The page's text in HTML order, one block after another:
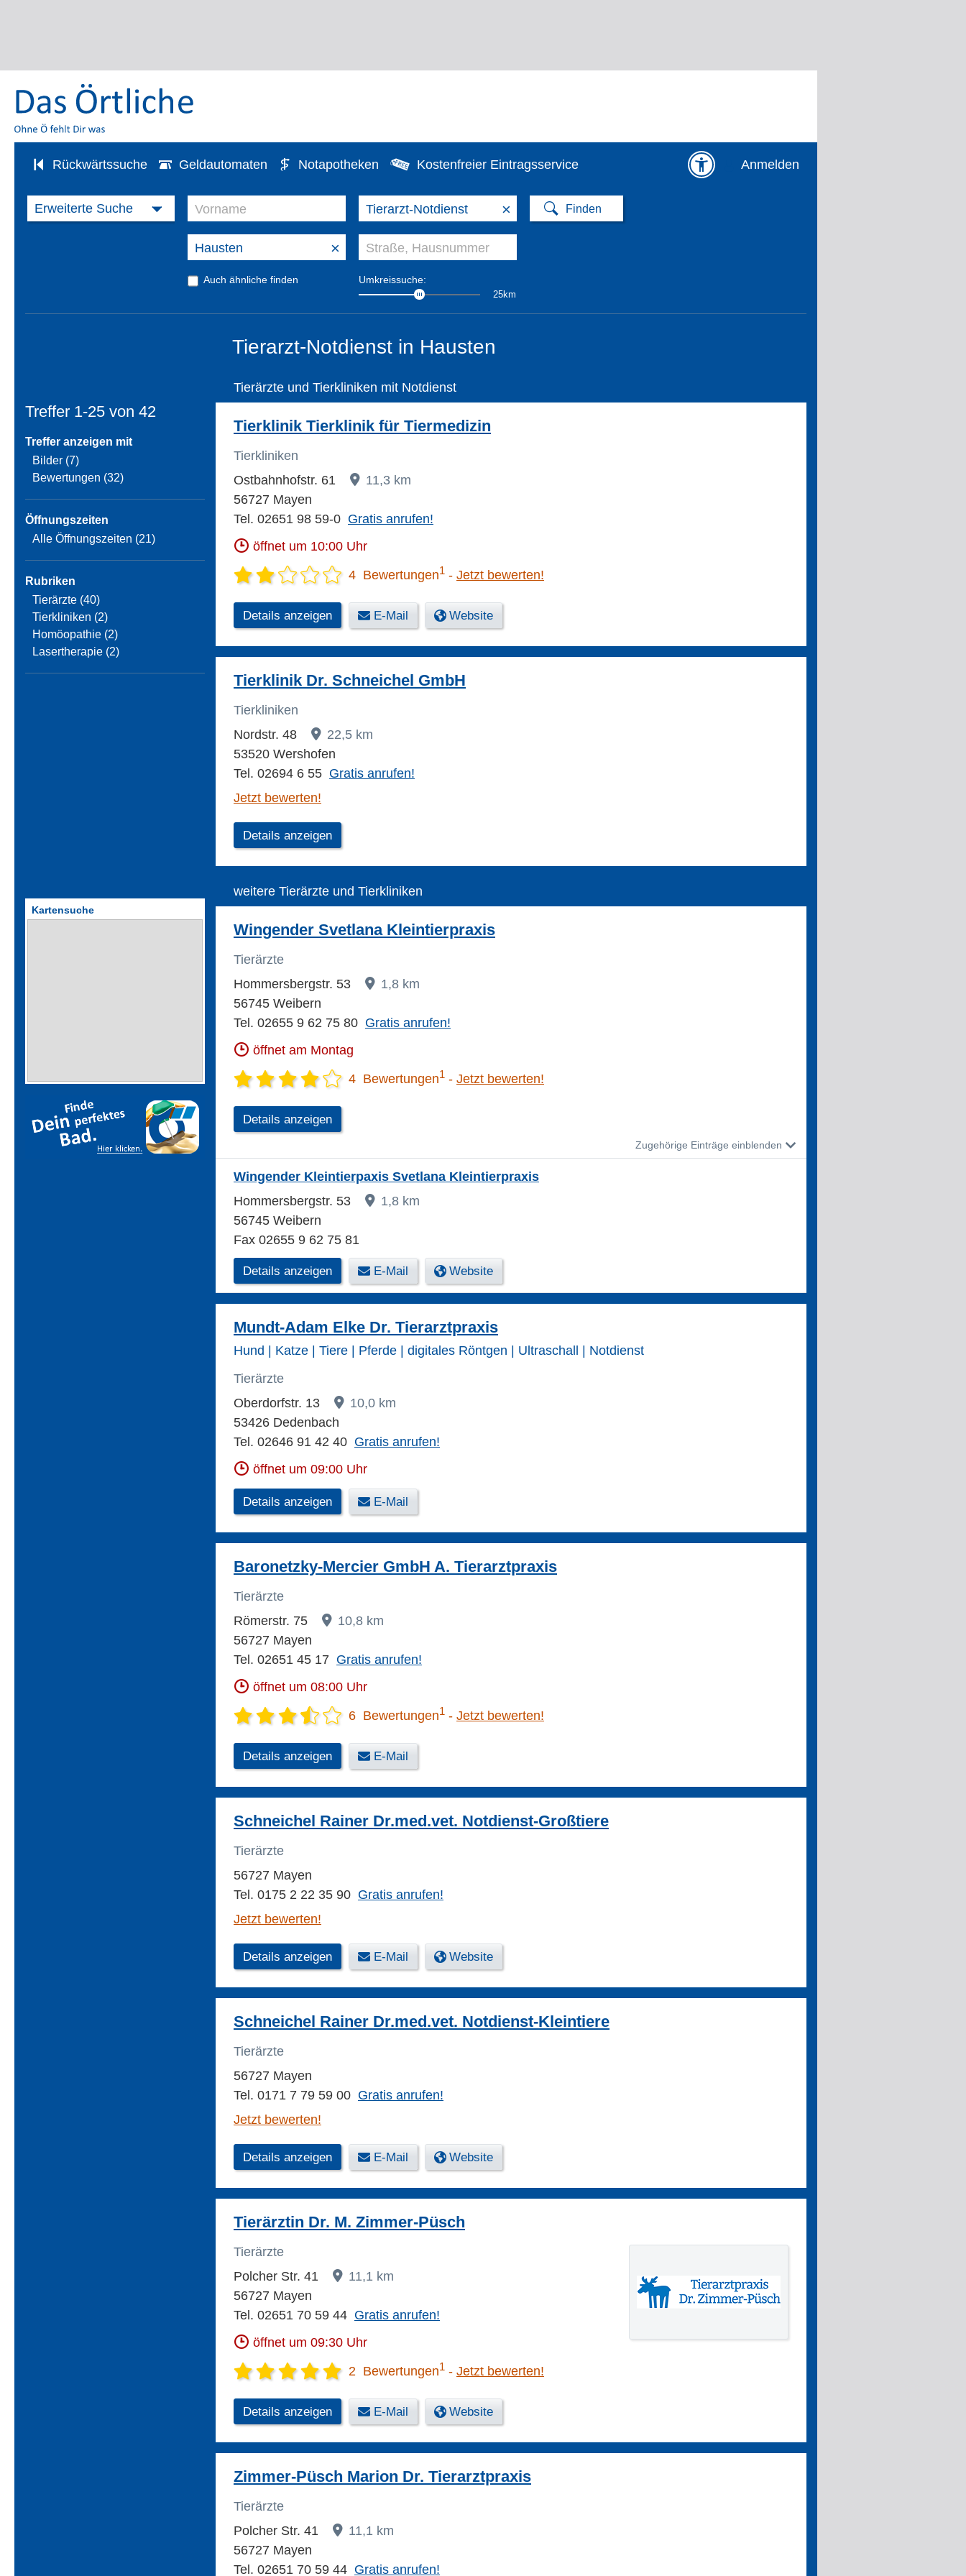
Rückwärtssuche Geldautomaten Notapotheken Kostenfreier Eintragsservice Anmelden
×
×
Auch ähnliche finden Umkreissuche:
25km
Tierarzt-Notdienst in Hausten
Treffer 1-25 von 42
Treffer anzeigen mit
Bilder (7)
Bewertungen (32)
Öffnungszeiten
Alle Öffnungszeiten (21)
Rubriken
Tierärzte (40)
Tierkliniken (2)
Homöopathie (2)
Lasertherapie (2)
Tierärzte und Tierkliniken mit Notdienst
Tierklinik Tierklinik für Tiermedizin
Tierkliniken
Ostbahnhofstr. 61
11,3 km
56727 Mayen
Tel. 02651 98 59-0 Gratis anrufen!
öffnet um 10:00 Uhr
4 Bewertungen1 Jetzt bewerten!
Details anzeigen E-Mail Website
Tierklinik Dr. Schneichel GmbH
Tierkliniken
Nordstr. 48
22,5 km
53520 Wershofen
Tel. 02694 6 55 Gratis anrufen!
Jetzt bewerten!
Details anzeigen
weitere Tierärzte und Tierkliniken
Wingender Svetlana Kleintierpraxis
Tierärzte
Hommersbergstr. 53
1,8 km
56745 Weibern
Tel. 02655 9 62 75 80 Gratis anrufen!
öffnet am Montag
4 Bewertungen1 Jetzt bewerten!
Details anzeigen
Zugehörige Einträge einblenden
Wingender Kleintierpaxis Svetlana Kleintierpraxis
Hommersbergstr. 53
1,8 km
56745 Weibern
Fax 02655 9 62 75 81
Details anzeigen E-Mail Website
Mundt-Adam Elke Dr. Tierarztpraxis
Hund | Katze | Tiere | Pferde | digitales Röntgen | Ultraschall | Notdienst
Tierärzte
Oberdorfstr. 13
10,0 km
53426 Dedenbach
Tel. 02646 91 42 40 Gratis anrufen!
öffnet um 09:00 Uhr
Details anzeigen E-Mail
Baronetzky-Mercier GmbH A. Tierarztpraxis
Tierärzte
Römerstr. 75
10,8 km
56727 Mayen
Tel. 02651 45 17 Gratis anrufen!
öffnet um 08:00 Uhr
6 Bewertungen1 Jetzt bewerten!
Details anzeigen E-Mail
Schneichel Rainer Dr.med.vet. Notdienst-Großtiere
Tierärzte
56727 Mayen
Tel. 0175 2 22 35 90 Gratis anrufen!
Jetzt bewerten!
Details anzeigen E-Mail Website
Schneichel Rainer Dr.med.vet. Notdienst-Kleintiere
Tierärzte
56727 Mayen
Tel. 0171 7 79 59 00 Gratis anrufen!
Jetzt bewerten!
Details anzeigen E-Mail Website
Tierärztin Dr. M. Zimmer-Püsch
Tierärzte
Polcher Str. 41
11,1 km
56727 Mayen
Tel. 02651 70 59 44 Gratis anrufen!
öffnet um 09:30 Uhr
2 Bewertungen1 Jetzt bewerten!
Details anzeigen E-Mail Website
Zimmer-Püsch Marion Dr. Tierarztpraxis
Tierärzte
Polcher Str. 41
11,1 km
56727 Mayen
Tel. 02651 70 59 44 Gratis anrufen!
Kartensuche